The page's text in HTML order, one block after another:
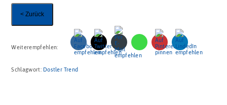
< Zurück
Weiterempfehlen:
Schlagwort: Dostler Trend